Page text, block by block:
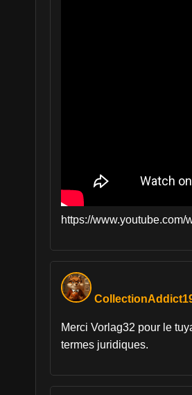
https://
Merci Vorlag32 pour le
termes juridiques.